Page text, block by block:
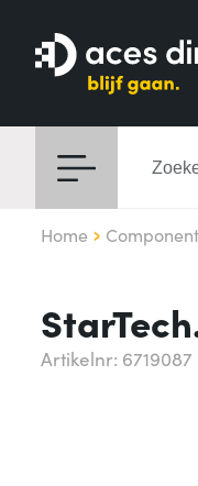
Home
Artikelnr: 6719087